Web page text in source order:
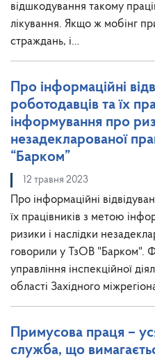
відшкодування такому
лікування. Якщо ж мобінг
страждань, і…
Про інформаційні
роботодавців та їх
інформування про
незадекларованої
“Барком”
12 травня 2023
Про інформаційні
їх працівників з метою
ризики і наслідки
говорили у ТзОВ "Барком".
управління інспекційної
області Західного
Примусова праця –
служба, що